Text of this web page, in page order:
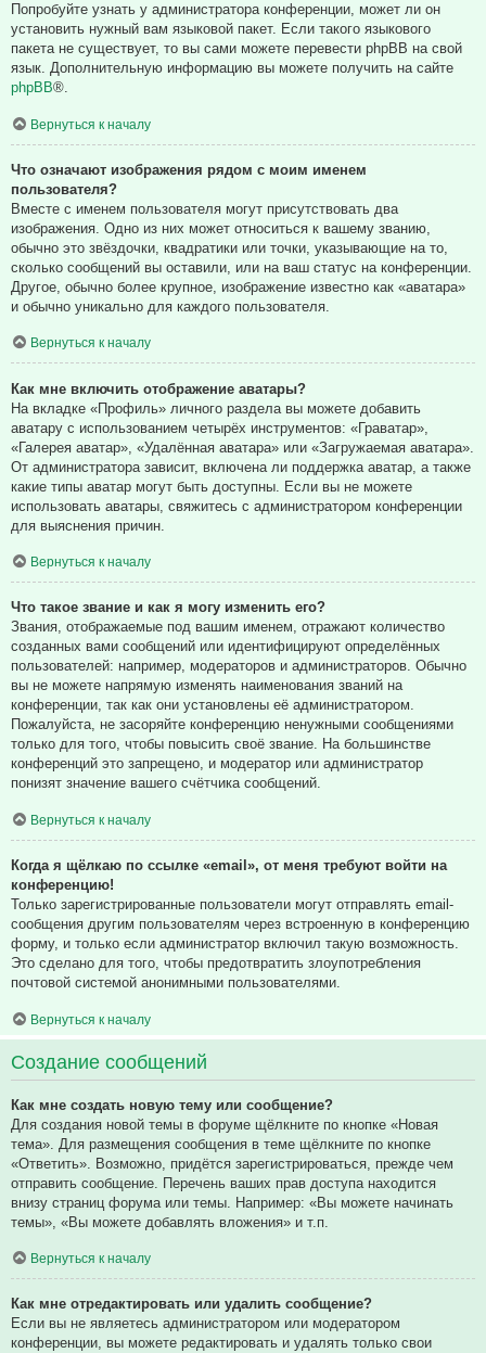
Попробуйте узнать у администратора конференции, может ли он
установить нужный вам языковой пакет. Если такого языкового
пакета не существует, то вы сами можете перевести phpBB на свой
язык. Дополнительную информацию вы можете получить на сайте
phpBB®.
Вернуться к началу
Что означают изображения рядом с моим именем
пользователя?
Вместе с именем пользователя могут присутствовать два
изображения. Одно из них может относиться к вашему званию,
обычно это звёздочки, квадратики или точки, указывающие на то,
сколько сообщений вы оставили, или на ваш статус на конференции.
Другое, обычно более крупное, изображение известно как «аватара»
и обычно уникально для каждого пользователя.
Вернуться к началу
Как мне включить отображение аватары?
На вкладке «Профиль» личного раздела вы можете добавить
аватару с использованием четырёх инструментов: «Граватар»,
«Галерея аватар», «Удалённая аватара» или «Загружаемая аватара».
От администратора зависит, включена ли поддержка аватар, а также
какие типы аватар могут быть доступны. Если вы не можете
использовать аватары, свяжитесь с администратором конференции
для выяснения причин.
Вернуться к началу
Что такое звание и как я могу изменить его?
Звания, отображаемые под вашим именем, отражают количество
созданных вами сообщений или идентифицируют определённых
пользователей: например, модераторов и администраторов. Обычно
вы не можете напрямую изменять наименования званий на
конференции, так как они установлены её администратором.
Пожалуйста, не засоряйте конференцию ненужными сообщениями
только для того, чтобы повысить своё звание. На большинстве
конференций это запрещено, и модератор или администратор
понизят значение вашего счётчика сообщений.
Вернуться к началу
Когда я щёлкаю по ссылке «email», от меня требуют войти на
конференцию!
Только зарегистрированные пользователи могут отправлять email-
сообщения другим пользователям через встроенную в конференцию
форму, и только если администратор включил такую возможность.
Это сделано для того, чтобы предотвратить злоупотребления
почтовой системой анонимными пользователями.
Вернуться к началу
Создание сообщений
Как мне создать новую тему или сообщение?
Для создания новой темы в форуме щёлкните по кнопке «Новая
тема». Для размещения сообщения в теме щёлкните по кнопке
«Ответить». Возможно, придётся зарегистрироваться, прежде чем
отправить сообщение. Перечень ваших прав доступа находится
внизу страниц форума или темы. Например: «Вы можете начинать
темы», «Вы можете добавлять вложения» и т.п.
Вернуться к началу
Как мне отредактировать или удалить сообщение?
Если вы не являетесь администратором или модератором
конференции, вы можете редактировать и удалять только свои